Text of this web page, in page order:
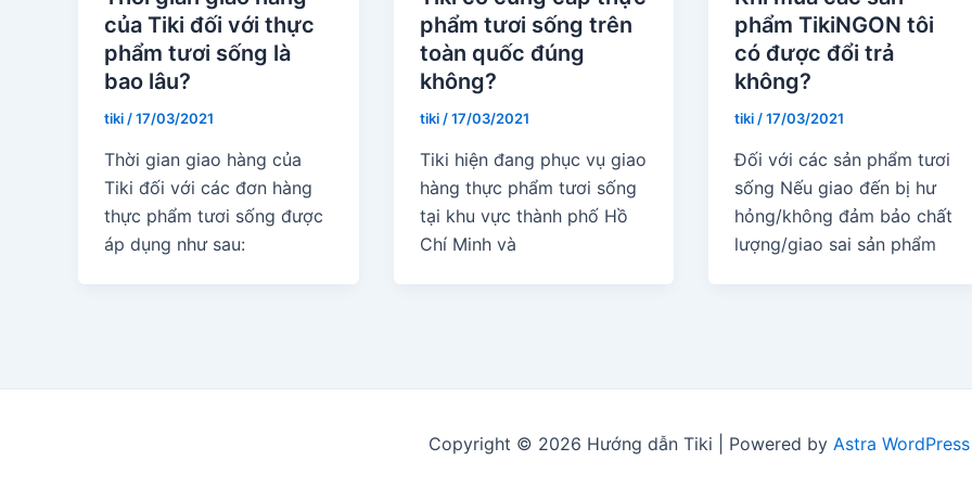
của Tiki đối với thực
phẩm tươi sống là
bao lâu?
tiki/17/03/2021
Thời gian giao hàng của
Tiki đối với các đơn hàng
thực phẩm tươi sống được
áp dụng như sau:
phẩm tươi sống trên
toàn quốc đúng
không?
tiki/17/03/2021
Tiki hiện đang phục vụ giao
hàng thực phẩm tươi sống
tại khu vực thành phố Hồ
Chí Minh và
phẩm TikiNGON tôi
có được đổi trả
không?
tiki/17/03/2021
Đối với các sản phẩm tươi
sống Nếu giao đến bị hư
hỏng/không đảm bảo chất
lượng/giao sai sản phẩm
Copyright © 2026 Hướng dẫn Tiki | Powered by Astra